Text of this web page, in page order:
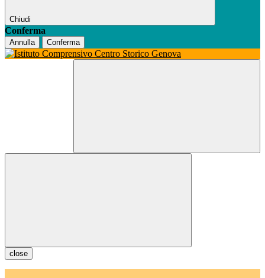
Chiudi
Conferma
Annulla Conferma
close